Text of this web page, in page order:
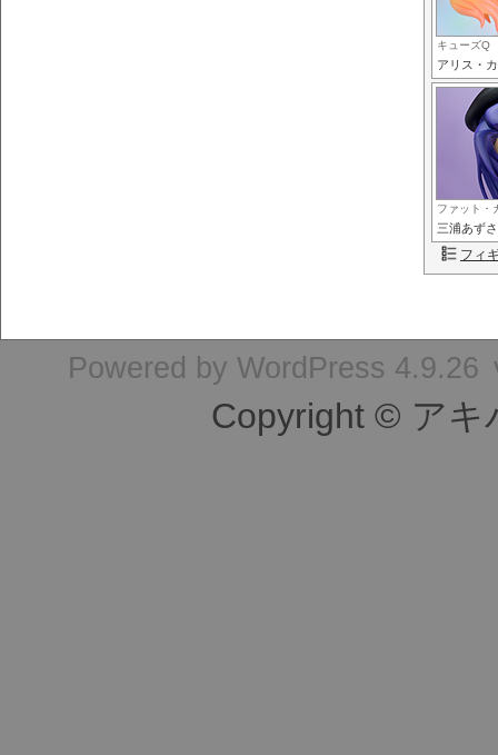
キューズQ
アリス・
ファット・
三浦あずさ
フィ
Powered by WordPress 4.9.26
Copyright © アキ